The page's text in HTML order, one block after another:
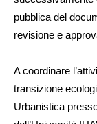
pubblica del
revisione e
A coordinare
transizione
Urbanistica